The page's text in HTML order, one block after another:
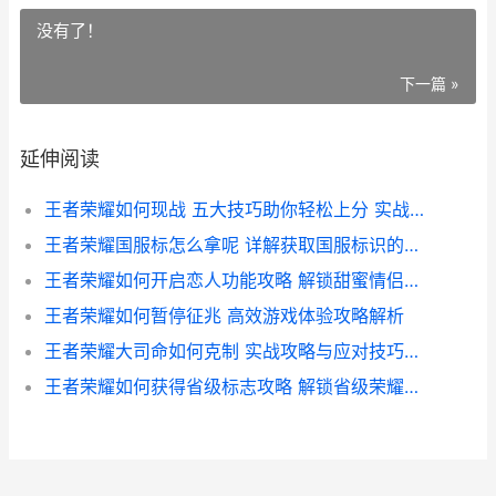
没有了！
下一篇 »
延伸阅读
王者荣耀如何现战 五大技巧助你轻松上分 实战解析攻略
王者荣耀国服标怎么拿呢 详解获取国服标识的攻略与技巧
王者荣耀如何开启恋人功能攻略 解锁甜蜜情侣模式教程
王者荣耀如何暂停征兆 高效游戏体验攻略解析
王者荣耀大司命如何克制 实战攻略与应对技巧解析
王者荣耀如何获得省级标志攻略 解锁省级荣耀称号的必备技巧